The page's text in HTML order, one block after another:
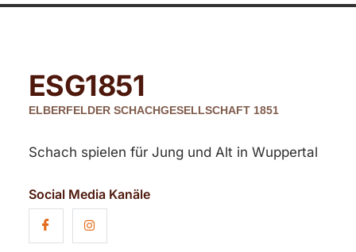
ESG1851
ELBERFELDER SCHACHGESELLSCHAFT 1851
Schach spielen für Jung und Alt in Wuppertal
Social Media Kanäle